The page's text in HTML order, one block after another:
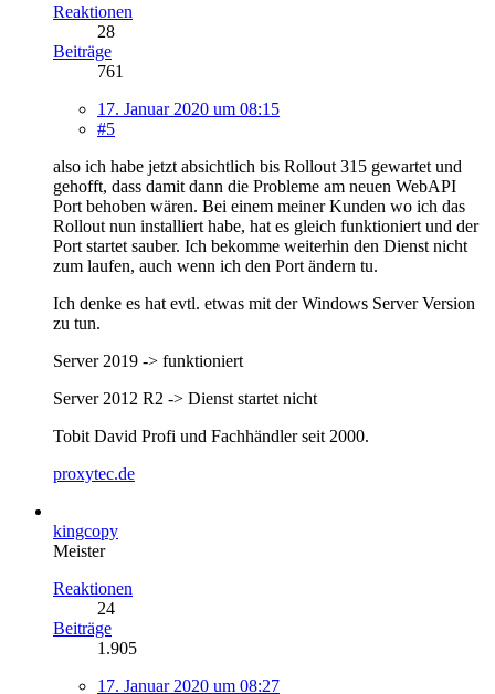
Reaktionen
28
Beiträge
761
17. Januar 2020 um 08:15
#5
also ich habe jetzt absichtlich bis Rollout 315 gewartet und
gehofft, dass damit dann die Probleme am neuen WebAPI
Port behoben wären. Bei einem meiner Kunden wo ich das
Rollout nun installiert habe, hat es gleich funktioniert und der
Port startet sauber. Ich bekomme weiterhin den Dienst nicht
zum laufen, auch wenn ich den Port ändern tu.
Ich denke es hat evtl. etwas mit der Windows Server Version
zu tun.
Server 2019 -> funktioniert
Server 2012 R2 -> Dienst startet nicht
Tobit David Profi und Fachhändler seit 2000.
proxytec.de
kingcopy
Meister
Reaktionen
24
Beiträge
1.905
17. Januar 2020 um 08:27